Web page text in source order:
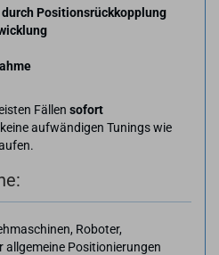
Positionsrückkopplung
Fällen sofort
aufwändigen Tunings wie
Roboter,
allgemeine Positionierungen